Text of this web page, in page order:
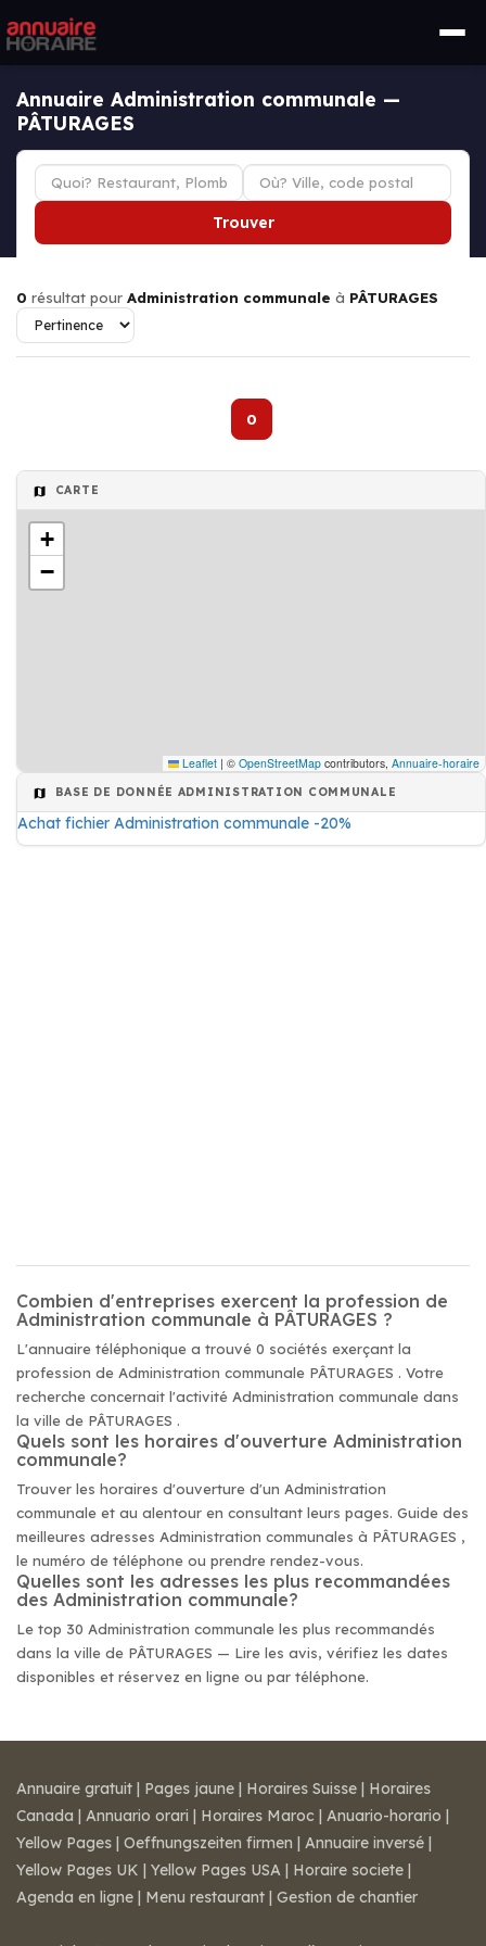
Annuaire Administration communale —
PÂTURAGES
Trouver
0 résultat pour Administration communale à PÂTURAGES
0
CARTE
+
−
Leaflet | © OpenStreetMap contributors, Annuaire-horaire
BASE DE DONNÉE ADMINISTRATION COMMUNALE
Achat fichier Administration communale -20%
Combien d'entreprises exercent la profession de
Administration communale à PÂTURAGES ?
L'annuaire téléphonique a trouvé 0 sociétés exerçant la
profession de Administration communale PÂTURAGES . Votre
recherche concernait l'activité Administration communale dans
la ville de PÂTURAGES .
Quels sont les horaires d'ouverture Administration
communale?
Trouver les horaires d'ouverture d'un Administration
communale et au alentour en consultant leurs pages. Guide des
meilleures adresses Administration communales à PÂTURAGES ,
le numéro de téléphone ou prendre rendez-vous.
Quelles sont les adresses les plus recommandées
des Administration communale?
Le top 30 Administration communale les plus recommandés
dans la ville de PÂTURAGES — Lire les avis, vérifiez les dates
disponibles et réservez en ligne ou par téléphone.
Annuaire gratuit | Pages jaune | Horaires Suisse | Horaires
Canada | Annuario orari | Horaires Maroc | Anuario-horario |
Yellow Pages | Oeffnungszeiten firmen | Annuaire inversé |
Yellow Pages UK | Yellow Pages USA | Horaire societe |
Agenda en ligne | Menu restaurant | Gestion de chantier